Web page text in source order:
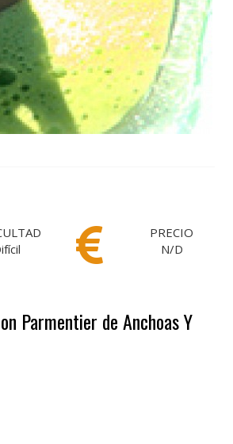
PRECIO
N/D
Parmentier de Anchoas Y